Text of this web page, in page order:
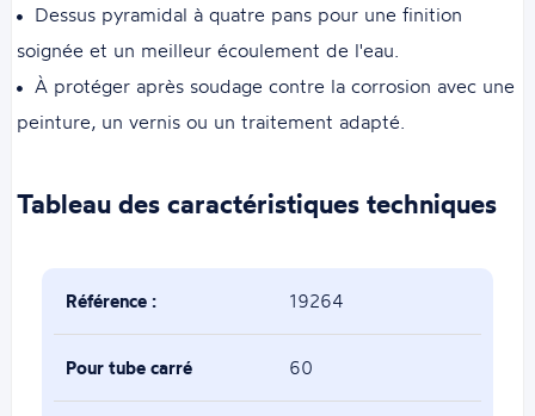
Dessus pyramidal à quatre pans pour une finition
soignée et un meilleur écoulement de l'eau.
À protéger après soudage contre la corrosion avec une
peinture, un vernis ou un traitement adapté.
Tableau des caractéristiques techniques
Référence : 19264
Pour tube carré 60